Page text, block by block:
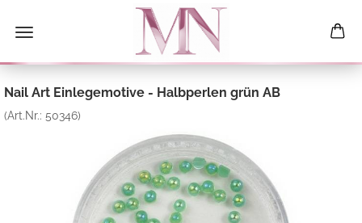
Nail Art Einlegemotive - Halbperlen grün AB
(Art.Nr.: 50346)